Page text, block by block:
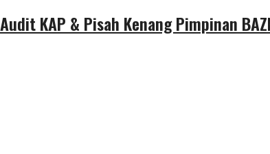
KAP & Pisah Kenang Pimpinan